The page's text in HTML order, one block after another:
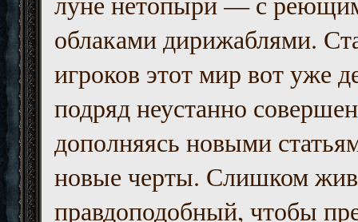
облаками дирижаблями.
игроков этот мир вот уже
подряд неустанно
дополняясь новыми
новые черты. Слишком
правдоподобный, чтобы